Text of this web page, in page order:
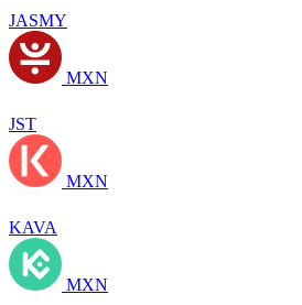
JASMY
MXN
JST
MXN
KAVA
MXN